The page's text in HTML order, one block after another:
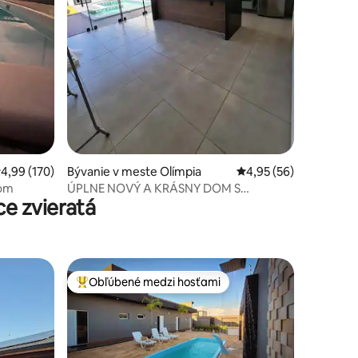
39
ohodnotenie 4,99 z 5, počet hodnotení: 170
4,99 (170)
Bývanie v meste Olímpia Priemerné
4,95 (56)
ÚPLNE NOVÝ A KRÁSNY DOM S
BAZÉNOM.
zvieratá
Najobľúbenejšie medzi hosťami
Obľúbené medzi hosťami